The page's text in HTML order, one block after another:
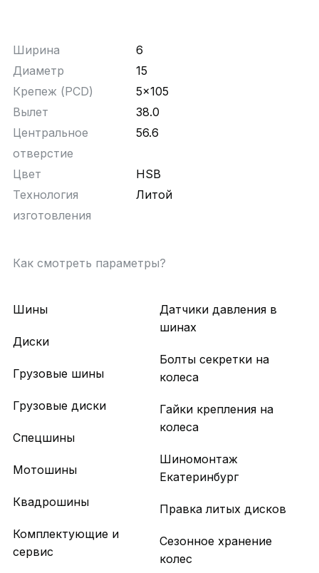
Ширина
6
Диаметр
15
Крепеж (PCD)
5x105
Вылет
38.0
Центральное
отверстие
56.6
Цвет
HSB
Технология
изготовления
Литой
Как смотреть параметры?
Шины
Диски
Грузовые шины
Грузовые диски
Спецшины
Мотошины
Квадрошины
Комплектующие и
сервис
Датчики давления в
шинах
Болты секретки на
колеса
Гайки крепления на
колеса
Шиномонтаж
Екатеринбург
Правка литых дисков
Сезонное хранение
колес